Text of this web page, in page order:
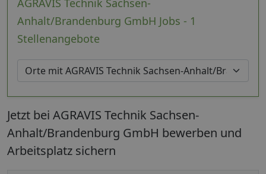
AGRAVIS Technik Sachsen-
Anhalt/Brandenburg GmbH Jobs - 1
Stellenangebote
Jetzt bei AGRAVIS Technik Sachsen-
Anhalt/Brandenburg GmbH bewerben und
Arbeitsplatz sichern